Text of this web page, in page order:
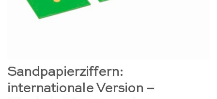
Sandpapierziffern:
internationale Version –